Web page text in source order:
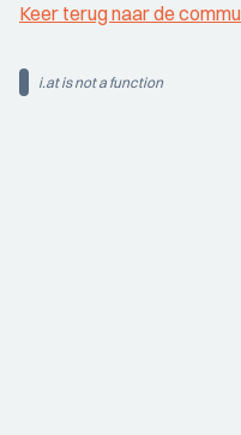
Keer terug naar de
i.at is not a function